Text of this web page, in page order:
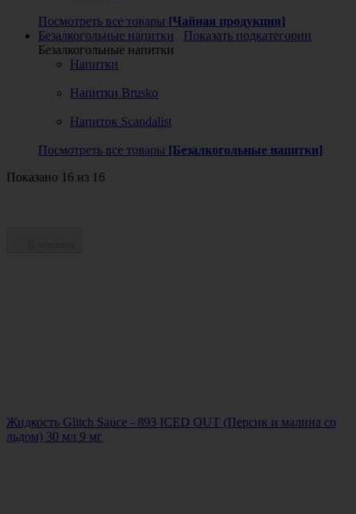
Посмотреть все товары [Чайная продукция]
Безалкогольные напитки
Показать подкатегории
Безалкогольные напитки
Напитки
Напитки Brusko
Напиток Scandalist
Посмотреть все товары [Безалкогольные напитки]
Показано 16 из 16
Жидкость Glitch Sauce - 893 ICED OUT (Персик и малина со
льдом) 30 мл 9 мг